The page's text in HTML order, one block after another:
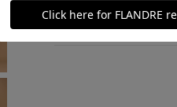
オフホワイト
￥40,700 (税込)